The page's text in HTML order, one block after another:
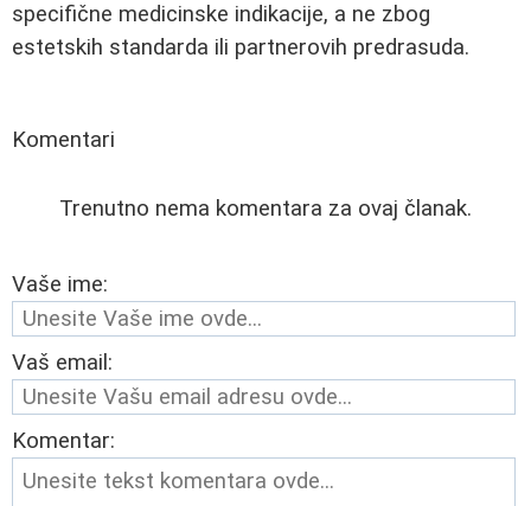
specifične medicinske indikacije, a ne zbog
estetskih standarda ili partnerovih predrasuda.
Komentari
Trenutno nema komentara za ovaj članak.
Vaše ime:
Vaš email:
Komentar: